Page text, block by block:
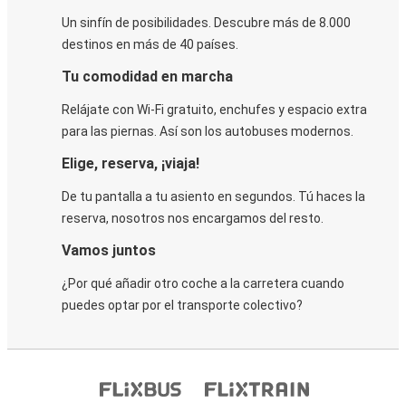
Un sinfín de posibilidades. Descubre más de 8.000
destinos en más de 40 países.
Tu comodidad en marcha
Relájate con Wi-Fi gratuito, enchufes y espacio extra
para las piernas. Así son los autobuses modernos.
Elige, reserva, ¡viaja!
De tu pantalla a tu asiento en segundos. Tú haces la
reserva, nosotros nos encargamos del resto.
Vamos juntos
¿Por qué añadir otro coche a la carretera cuando
puedes optar por el transporte colectivo?